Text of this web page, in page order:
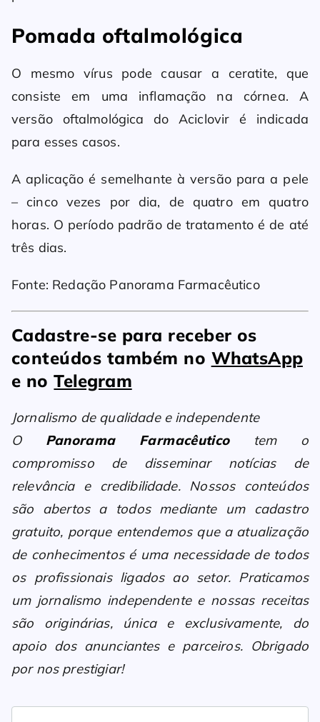
Pomada oftalmológica
O mesmo vírus pode causar a ceratite, que
consiste em uma inflamação na córnea. A
versão oftalmológica do Aciclovir é indicada
para esses casos.
A aplicação é semelhante à versão para a pele
– cinco vezes por dia, de quatro em quatro
horas. O período padrão de tratamento é de até
três dias.
Fonte: Redação Panorama Farmacêutico
Cadastre-se para receber os
conteúdos também no WhatsApp
e noTelegram
Jornalismo de qualidade e independente
O Panorama Farmacêuticotem o
compromisso de disseminar notícias de
relevância e credibilidade. Nossos conteúdos
são abertos a todos mediante um cadastro
gratuito, porque entendemos que a atualização
de conhecimentos é uma necessidade de todos
os profissionais ligados ao setor. Praticamos
um jornalismo independente e nossas receitas
são originárias, única e exclusivamente, do
apoio dos anunciantes e parceiros. Obrigado
por nos prestigiar!